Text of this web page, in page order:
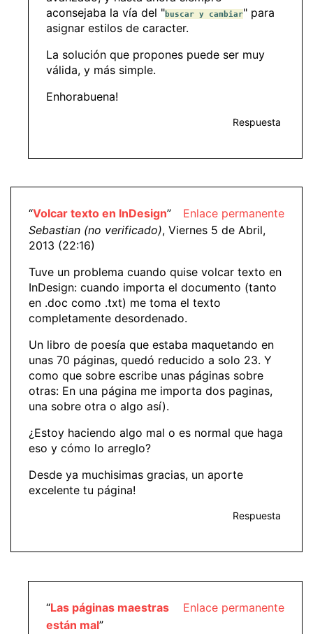
aconsejaba la vía del "buscar y cambiar" para
asignar estilos de caracter.
La solución que propones puede ser muy
válida, y más simple.
Enhorabuena!
Respuesta
Enlace permanente
“Volcar texto en InDesign”
Sebastian (no verificado), Viernes 5 de Abril,
2013 (22:16)
Tuve un problema cuando quise volcar texto en
InDesign: cuando importa el documento (tanto
en .doc como .txt) me toma el texto
completamente desordenado.
Un libro de poesía que estaba maquetando en
unas 70 páginas, quedó reducido a solo 23. Y
como que sobre escribe unas páginas sobre
otras: En una página me importa dos paginas,
una sobre otra o algo así).
¿Estoy haciendo algo mal o es normal que haga
eso y cómo lo arreglo?
Desde ya muchisimas gracias, un aporte
excelente tu página!
Respuesta
Enlace permanente
“Las páginas maestras
están mal”